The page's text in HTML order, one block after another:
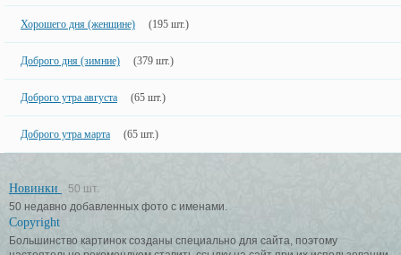
Хорошего дня (женщине) (195 шт.)
Доброго дня (зимние) (379 шт.)
Доброго утра августа (65 шт.)
Доброго утра марта (65 шт.)
Новинки
50 шт.
50 недавно добавленных фото с именами.
Copyright
Большинство картинок созданы специально для сайта, поэтому